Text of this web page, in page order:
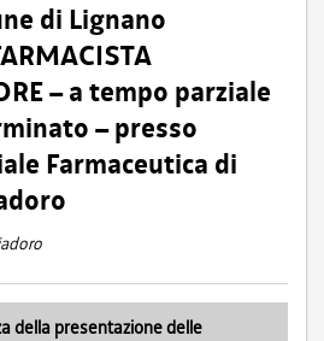
di Lignano
– a tempo parziale
– presso
Farmaceutica di
della presentazione delle